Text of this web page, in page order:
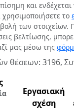
και ενδέχεται
το
των στοιχείων.
βελτίωσης,
μας μέσω της
θέσεων: 3196,
Εργασιακή
σχέση